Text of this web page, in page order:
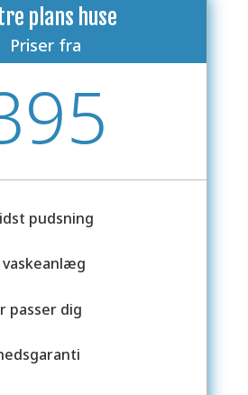
plans huse
Priser fra
pudsning
passer dig